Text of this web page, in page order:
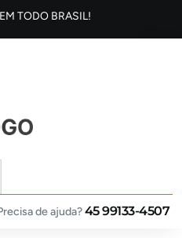
TODO BRASIL!
de ajuda?45 99133-4507